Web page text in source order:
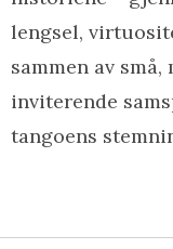
lengsel,
sammen av
inviterende
tangoens